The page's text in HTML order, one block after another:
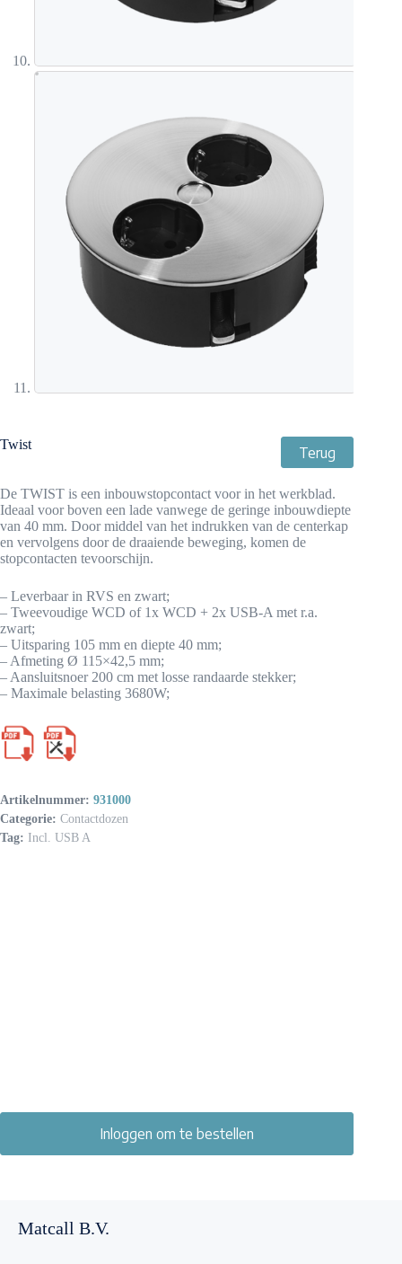
Twist Terug
De TWIST is een inbouwstopcontact voor in het werkblad.
Ideaal voor boven een lade vanwege de geringe inbouwdiepte
van 40 mm. Door middel van het indrukken van de centerkap
en vervolgens door de draaiende beweging, komen de
stopcontacten tevoorschijn.
– Leverbaar in RVS en zwart;
– Tweevoudige WCD of 1x WCD + 2x USB-A met r.a.
zwart;
– Uitsparing 105 mm en diepte 40 mm;
– Afmeting Ø 115×42,5 mm;
– Aansluitsnoer 200 cm met losse randaarde stekker;
– Maximale belasting 3680W;
Artikelnummer: 931000
Categorie: Contactdozen
Tag: Incl. USB A
Inloggen om te bestellen
Matcall B.V.